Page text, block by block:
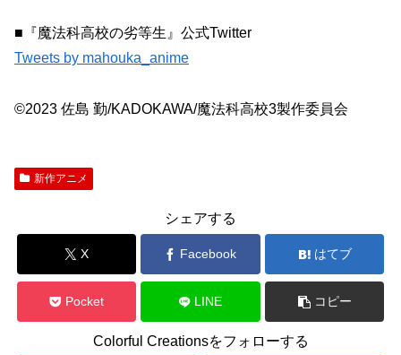
■『魔法科高校の劣等生』公式Twitter
Tweets by mahouka_anime
©2023 佐島 勤/KADOKAWA/魔法科高校3製作委員会
新作アニメ
シェアする
X Facebook はてブ
Pocket LINE コピー
Colorful Creationsをフォローする